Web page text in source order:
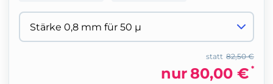
82,50 €
statt
nur 80,00 € *